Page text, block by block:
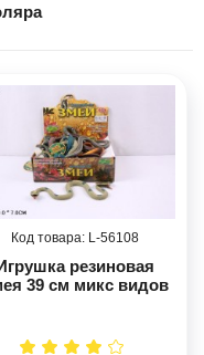
56108
резиновая
39 см микс видов